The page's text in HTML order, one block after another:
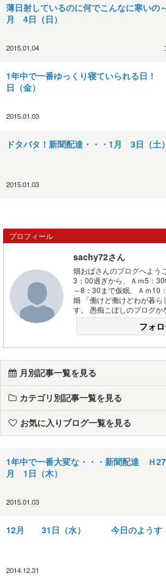
薄日射しているのに何でこんなに寒い
月 4日（日）
2015.01.04
1年中で一番ゆっくり寝ていられる日
日（金）
2015.01.03
ドタバタ！新聞配達・・・1月 3日（土）
2015.01.03
プロフィール
sachy72さん
畑おばさんのブログへよう
3：00過ぎから、Ａｍ5：
～8：30まで仮眠、Ａｍ10
畑 「働けど働けどわが暮
す。 愚痴こぼしのブログか
フォ
月別記事一覧を見る
カテゴリ別記事一覧を見る
お気に入りブログ一覧を見る
1年中で一番大変な・・・新聞配達 Ｈ
月 1日（木）
2015.01.03
12月 31日（水） 今日のようす
2014.12.31